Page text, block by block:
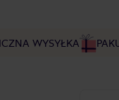
WYSYŁKA